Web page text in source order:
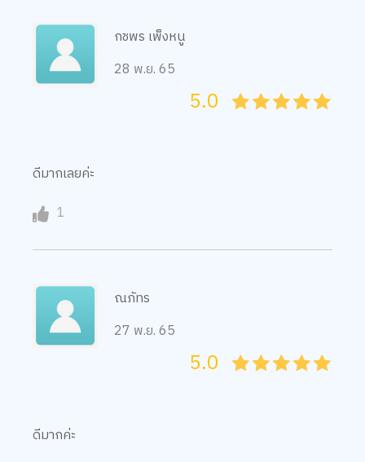
กชพร เพ็งหนู
28 พ.ย. 65
45
4
35
3
25
2
15
1
05
5.0
ดีมากเลยค่ะ
1
ณภัทร
27 พ.ย. 65
45
4
35
3
25
2
15
1
05
5.0
ดีมากค่ะ